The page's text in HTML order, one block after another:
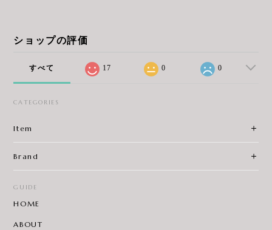
ショップの評価
すべて 17 0 0
CATEGORIES
Item
Brand
GUIDE
HOME
ABOUT